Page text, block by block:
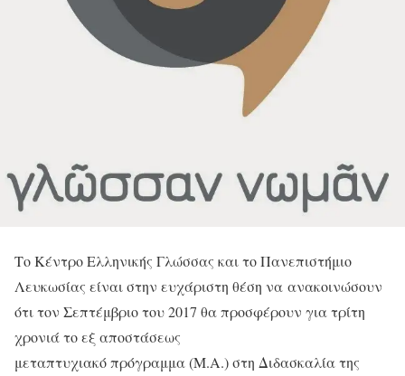
Το Κέντρο Ελληνικής Γλώσσας και το Πανεπιστήμιο
Λευκωσίας είναι στην ευχάριστη θέση να ανακοινώσουν
ότι τον Σεπτέμβριο του 2017 θα προσφέρουν για τρίτη
χρονιά το εξ αποστάσεως
μεταπτυχιακό πρόγραμμα (Μ.Α.) στη Διδασκαλία της